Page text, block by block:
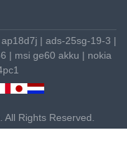
ap18d7j | ads-25sg-19-3 |
| msi ge60 akku | nokia
Rights Reserved.